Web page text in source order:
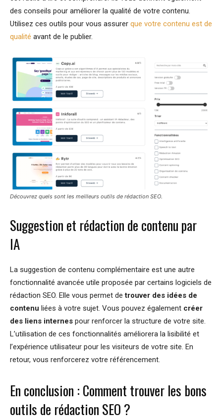
des conseils pour améliorer la qualité de votre contenu.
Utilisez ces outils pour vous assurer que votre contenu est de
qualité avant de le publier.
Découvrez quels sont les meilleurs outils de rédaction SEO.
Suggestion et rédaction de contenu par
IA
La suggestion de contenu complémentaire est une autre
fonctionnalité avancée utile proposée par certains logiciels de
rédaction SEO. Elle vous permet detrouver des idées de
contenu liées à votre sujet. Vous pouvez également créer
des liens internes pour renforcer la structure de votre site.
L’utilisation de ces fonctionnalités améliorera la lisibilité et
l’expérience utilisateur pour les visiteurs de votre site. En
retour, vous renforcerez votre référencement.
En conclusion : Comment trouver les bons
outils de rédaction SEO ?